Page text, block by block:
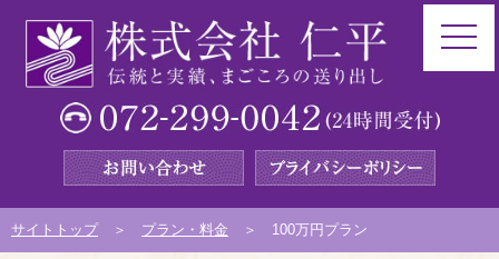
toggle
サイトトップ プラン・料金 100万円プラン